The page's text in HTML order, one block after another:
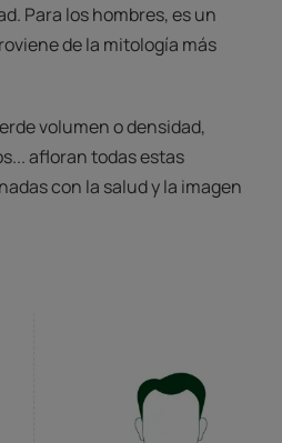
Para los hombres, es un
de la mitología más
volumen o densidad,
afloran todas estas
con la salud y la imagen